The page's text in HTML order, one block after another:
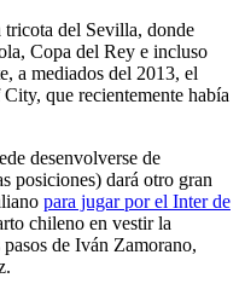
del Sevilla, donde
Copa del Rey e incluso
a mediados del 2013, el
que recientemente había
desenvolverse de
posiciones) dará otro gran
para jugar por el Inter de
chileno en vestir la
de Iván Zamorano,